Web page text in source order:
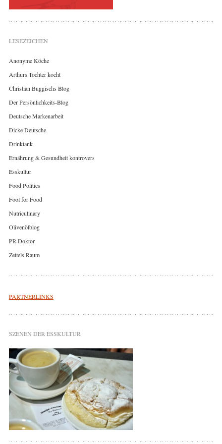
LESEZEICHEN
Anonyme Köche
Arthurs Tochter kocht
Christian Buggischs Blog
Der Persönlichkeits-Blog
Deutsche Markenarbeit
Dicke Deutsche
Drinktank
Ernährung & Gesundheit kontrovers
Esskultur
Food Politics
Fool for Food
Nutriculinary
Olivenölblog
PR-Doktor
Zettels Raum
PARTNERLINKS
SZENEN DER ESSKULTUR